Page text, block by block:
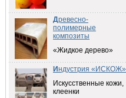
Древесно-
полимерные
композиты
«Жидкое дерево»
Индустрия «ИСКОЖ»
Искусственные кожи,
клеенки